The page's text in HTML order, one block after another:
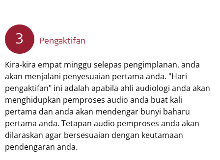
3 Pengaktifan
Kira-kira empat minggu selepas pengimplanan, anda
akan menjalani penyesuaian pertama anda. "Hari
pengaktifan" ini adalah apabila ahli audiologi anda akan
menghidupkan pemproses audio anda buat kali
pertama dan anda akan mendengar bunyi baharu
pertama anda. Tetapan audio pemproses anda akan
dilaraskan agar bersesuaian dengan keutamaan
pendengaran anda.